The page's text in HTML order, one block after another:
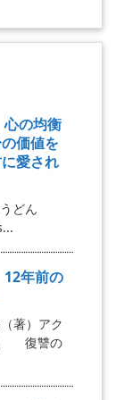
心の均衡
価値を
愛され
どん
12年前の
著）アク
） 復讐の